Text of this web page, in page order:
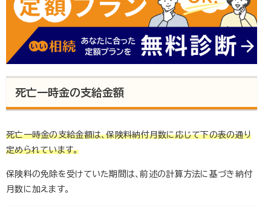
死亡一時金の支給金額
死亡一時金の支給金額は、保険料納付月数に応じて下の表の通り
定められています。
保険料の免除を受けていた期間は、前述の計算方法に基づき納付
月数に加えます。